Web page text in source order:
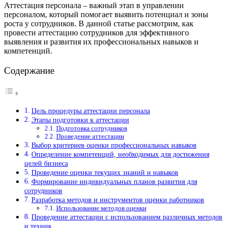
Аттестация персонала – важный этап в управлении
персоналом, который помогает выявить потенциал и зоны
роста у сотрудников. В данной статье рассмотрим, как
провести аттестацию сотрудников для эффективного
выявления и развития их профессиональных навыков и
компетенций.
Содержание
Цель процедуры аттестации персонала
Этапы подготовки к аттестации
Подготовка сотрудников
Проведение аттестации
Выбор критериев оценки профессиональных навыков
Определение компетенций, необходимых для достижения
целей бизнеса
Проведение оценки текущих знаний и навыков
Формирование индивидуальных планов развития для
сотрудников
Разработка методов и инструментов оценки работников
Использование методов оценки
Проведение аттестации с использованием различных методов
и техник